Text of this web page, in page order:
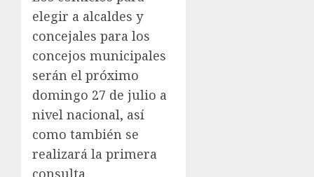
elegir a alcaldes y
concejales para los
concejos municipales
serán el próximo
domingo 27 de julio a
nivel nacional, así
como también se
realizará la primera
consulta